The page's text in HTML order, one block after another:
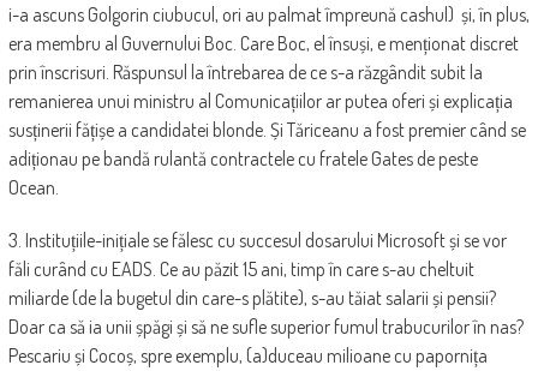
i-a ascuns Golgorin ciubucul, ori au palmat împreună cashul) și, în plus,
era membru al Guvernului Boc. Care Boc, el însuși, e menționat discret
prin înscrisuri. Răspunsul la întrebarea de ce s-a răzgândit subit la
remanierea unui ministru al Comunicațiilor ar putea oferi și explicația
susținerii fățișe a candidatei blonde. Și Tăriceanu a fost premier când se
adiționau pe bandă rulantă contractele cu fratele Gates de peste
Ocean.
3. Instituțiile-inițiale se fălesc cu succesul dosarului Microsoft și se vor
făli curând cu EADS. Ce au păzit 15 ani, timp în care s-au cheltuit
miliarde (de la bugetul din care-s plătite), s-au tăiat salarii și pensii?
Doar ca să ia unii șpăgi și să ne sufle superior fumul trabucurilor în nas?
Pescariu și Cocoș, spre exemplu, (a)duceau milioane cu papornița